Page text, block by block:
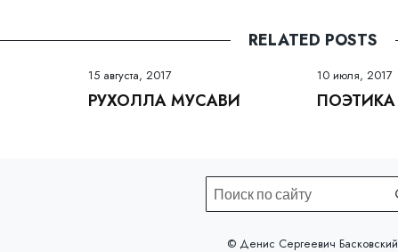
RELATED POSTS
15 августа, 2017
РУХОЛЛА МУСАВИ
10 июля, 2017
ПОЭТИКА
©️ Денис Сергеевич Басковский